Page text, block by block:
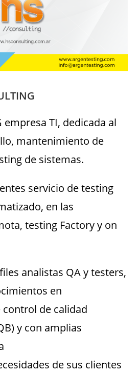
empresa TI, dedicada al
mantenimiento de
de sistemas.
servicio de testing
en las
testing Factory y on
analistas QA y testers,
en
de calidad
y con amplias
de sus clientes